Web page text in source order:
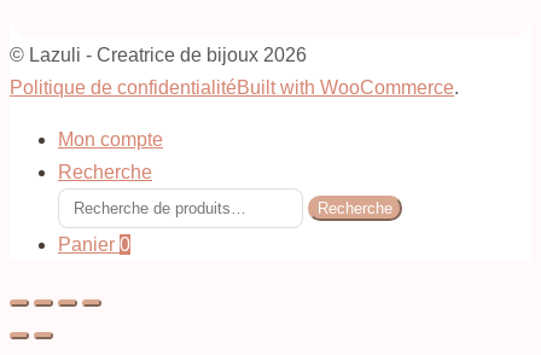
© Lazuli - Creatrice de bijoux 2026
Politique de confidentialitéBuilt with WooCommerce.
Mon compte
Recherche
Recherche
pour :
Recherche
Panier 0